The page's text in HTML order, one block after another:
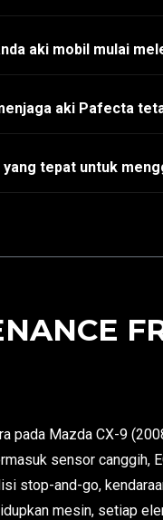
aki mobil mulai
aki Pafecta
yang tepat untuk
pada Mazda CX-9
sensor canggih,
stop-and-go,
mesin, setiap